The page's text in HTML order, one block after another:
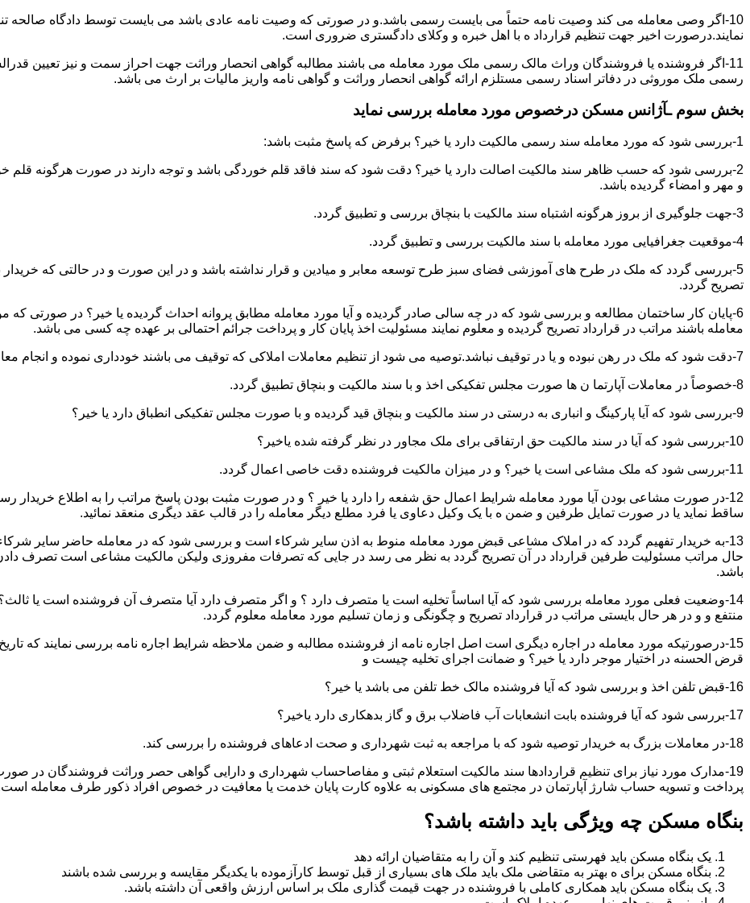
10-اگر وصی معامله می کند وصیت نامه حتماً می بایست رسمی باشد.و در صورتی که وصیت نامه عادی باشد می بایست توسط دادگاه صالحه
نمایند.درصورت اخیر جهت تنظیم قرارداد ه با اهل خبره و وکلای دادگستری ضروری است.
11-اگر فروشنده یا فروشندگان وراث مالک رسمی ملک مورد معامله می باشند مطالبه گواهی انحصار وراثت جهت احراز سمت و نیز تعیین
رسمی ملک موروثی در دفاتر اسناد رسمی مستلزم ارائه گواهی انحصار وراثت و گواهی نامه واریز مالیات بر ارث می باشد.
بخش سوم ـآژانس مسکن درخصوص مورد معامله بررسی نماید
1-بررسی شود که مورد معامله سند رسمی مالکیت دارد یا خیر؟ برفرض که پاسخ مثبت باشد:
2-بررسی شود که حسب ظاهر سند مالکیت اصالت دارد یا خیر؟ دقت شود که سند فاقد قلم خوردگی باشد و توجه دارند در صورت هرگونه
و مهر و امضاء گردیده باشد.
3-جهت جلوگیری از بروز هرگونه اشتباه سند مالکیت با بنچاق بررسی و تطبیق گردد.
4-موقعیت جغرافیایی مورد معامله با سند مالکیت بررسی و تطبیق گردد.
5-بررسی گردد که ملک در طرح های آموزشی فضای سبز طرح توسعه معابر و میادین و قرار نداشته باشد و در این صورت و در حالتی که خریدار
تصریح گردد.
6-پایان کار ساختمان مطالعه و بررسی شود که در چه سالی صادر گردیده و آیا مورد معامله مطابق پروانه احداث گردیده یا خیر؟ در صورتی که
معامله باشند مراتب در قرارداد تصریح گردیده و معلوم نمایند مسئولیت اخذ پایان کار و پرداخت جرائم احتمالی بر عهده چه کسی می باشد.
7-دقت شود که ملک در رهن نبوده و یا در توقیف نباشد.توصیه می شود از تنظیم معاملات املاکی که توقیف می باشند خودداری نموده و انجام معامله را منوط به رفع توقیف و فک رهن نمائید.
8-خصوصاً در معاملات آپارتما ن ها صورت مجلس تفکیکی اخذ و با سند مالکیت و بنچاق تطبیق گردد.
9-بررسی شود که آیا پارکینگ و انباری به درستی در سند مالکیت و بنچاق قید گردیده و با صورت مجلس تفکیکی انطباق دارد یا خیر؟
10-بررسی شود که آیا در سند مالکیت حق ارتفاقی برای ملک مجاور در نظر گرفته شده یاخیر؟
11-بررسی شود که ملک مشاعی است یا خیر؟ و در میزان مالکیت فروشنده دقت خاصی اعمال گردد.
12-در صورت مشاعی بودن آیا مورد معامله شرایط اعمال حق شفعه را دارد یا خیر ؟ و در صورت مثبت بودن پاسخ مراتب را به اطلاع خریدار
ساقط نماید یا در صورت تمایل طرفین و ضمن ه با یک وکیل دعاوی یا فرد مطلع دیگر معامله را در قالب عقد دیگری منعقد نمائید.
13-به خریدار تفهیم گردد که در املاک مشاعی قبض مورد معامله منوط به اذن سایر شرکاء است و بررسی شود که در معامله حاضر سایر
حال مراتب مسئولیت طرفین قرارداد در آن تصریح گردد به نظر می رسد در جایی که تصرفات مفروزی ولیکن مالکیت مشاعی است تصرف
باشد.
14-وضعیت فعلی مورد معامله بررسی شود که آیا اساساً تخلیه است یا متصرف دارد ؟ و اگر متصرف دارد آیا متصرف آن فروشنده است یا ثالث؟
منتفع و و در هر حال بایستی مراتب در قرارداد تصریح و چگونگی و زمان تسلیم مورد معامله معلوم گردد.
15-درصورتیکه مورد معامله در اجاره دیگری است اصل اجاره نامه از فروشنده مطالبه و ضمن ملاحظه شرایط اجاره نامه بررسی نمایند که
قرض الحسنه در اختیار موجر دارد یا خیر؟ و ضمانت اجرای تخلیه چیست و
16-قبض تلفن اخذ و بررسی شود که آیا فروشنده مالک خط تلفن می باشد یا خیر؟
17-بررسی شود که آیا فروشنده بابت انشعابات آب فاضلاب برق و گاز بدهکاری دارد یاخیر؟
18-در معاملات بزرگ به خریدار توصیه شود که با مراجعه به ثبت شهرداری و صحت ادعاهای فروشنده را بررسی کند.
19-مدارک مورد نیاز برای تنظیم قراردادها سند مالکیت استعلام ثبتی و مفاصاحساب شهرداری و دارایی گواهی حصر وراثت فروشندگان در
پرداخت و تسویه حساب شارژ آپارتمان در مجتمع های مسکونی به علاوه کارت پایان خدمت یا معافیت در خصوص افراد ذکور طرف معامله
بنگاه مسکن چه ویژگی باید داشته باشد؟
یک بنگاه مسکن باید فهرستی تنظیم کند و آن را به متقاضیان ارائه دهد
بنگاه مسکن برای ه بهتر به متقاضی ملک باید ملک های بسیاری از قبل توسط کارآزموده با یکدیگر مقایسه و بررسی شده باشند
یک بنگاه مسکن باید همکاری کاملی با فروشنده در جهت قیمت گذاری ملک بر اساس ارزش واقعی آن داشته باشد.